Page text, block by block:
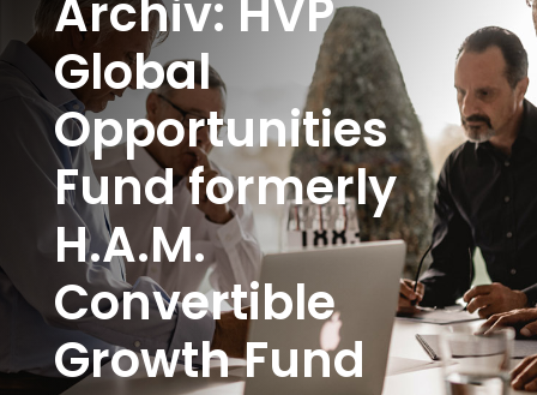
Archiv: HVP
Global
Opportunities
Fund formerly
H.A.M.
Convertible
Growth Fund